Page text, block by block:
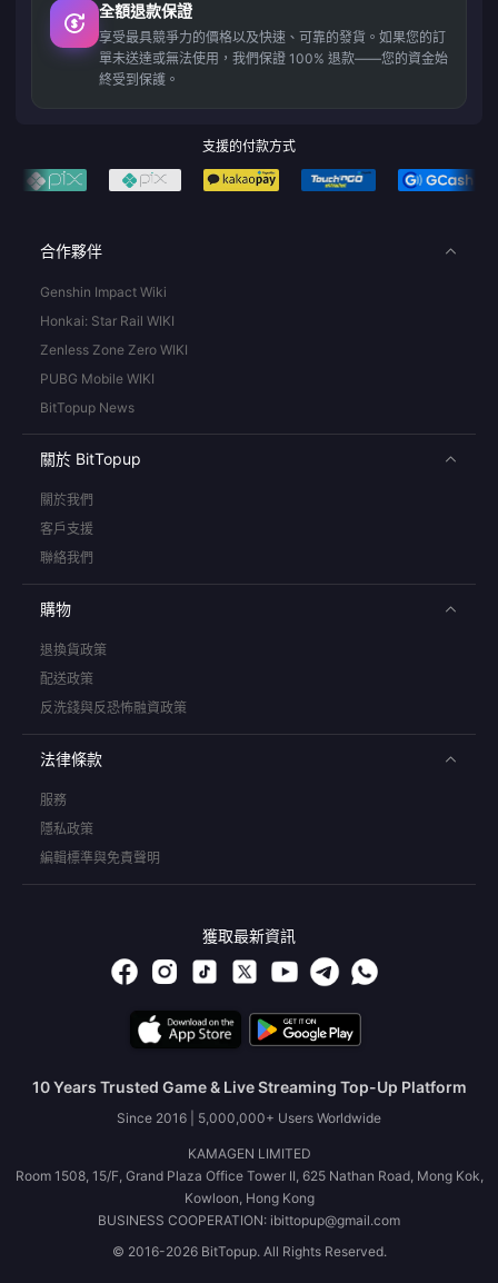
全額退款保證
享受最具競爭力的價格以及快速、可靠的發貨。如果您的訂
單未送達或無法使用，我們保證 100% 退款——您的資金始
終受到保護。
支援的付款方式
合作夥伴
Genshin Impact Wiki
Honkai: Star Rail WIKI
Zenless Zone Zero WIKI
PUBG Mobile WIKI
BitTopup News
關於 BitTopup
關於我們
客戶支援
聯絡我們
購物
退換貨政策
配送政策
反洗錢與反恐怖融資政策
法律條款
服務
隱私政策
編輯標準與免責聲明
獲取最新資訊
10 Years Trusted Game & Live Streaming Top-Up Platform
Since 2016 | 5,000,000+ Users Worldwide
KAMAGEN LIMITED
Room 1508, 15/F, Grand Plaza Office Tower II, 625 Nathan Road, Mong Kok,
Kowloon, Hong Kong
BUSINESS COOPERATION: ibittopup@gmail.com
© 2016-2026 BitTopup. All Rights Reserved.